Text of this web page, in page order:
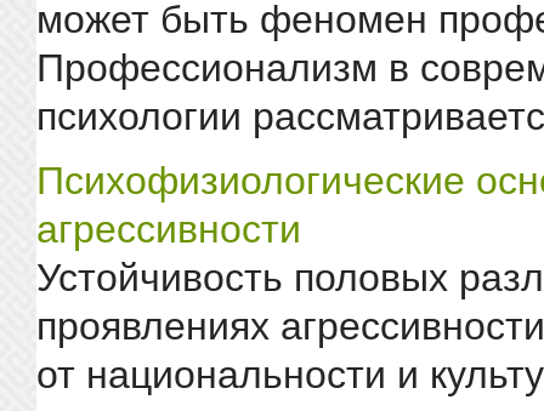
может быть феномен
Профессионализм в
психологии
Психофизиологические
агрессивности
Устойчивость половых
проявлениях
от национальности и